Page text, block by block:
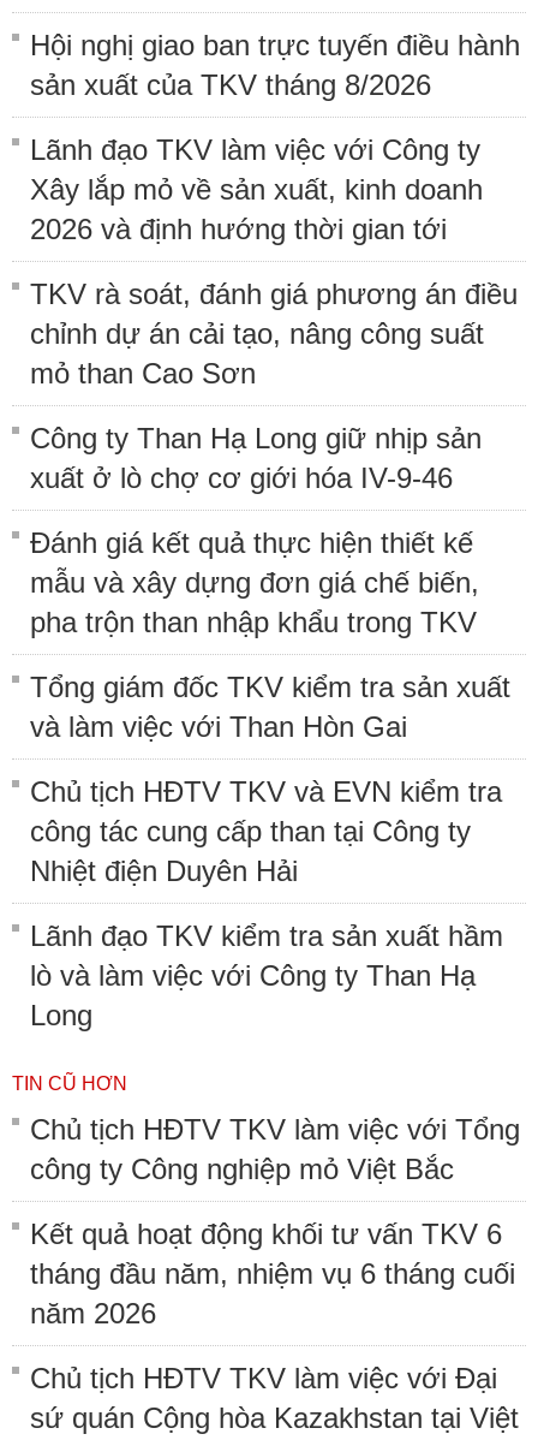
Hội nghị giao ban trực tuyến điều hành
sản xuất của TKV tháng 8/2026
Lãnh đạo TKV làm việc với Công ty
Xây lắp mỏ về sản xuất, kinh doanh
2026 và định hướng thời gian tới
TKV rà soát, đánh giá phương án điều
chỉnh dự án cải tạo, nâng công suất
mỏ than Cao Sơn
Công ty Than Hạ Long giữ nhịp sản
xuất ở lò chợ cơ giới hóa IV-9-46
Đánh giá kết quả thực hiện thiết kế
mẫu và xây dựng đơn giá chế biến,
pha trộn than nhập khẩu trong TKV
Tổng giám đốc TKV kiểm tra sản xuất
và làm việc với Than Hòn Gai
Chủ tịch HĐTV TKV và EVN kiểm tra
công tác cung cấp than tại Công ty
Nhiệt điện Duyên Hải
Lãnh đạo TKV kiểm tra sản xuất hầm
lò và làm việc với Công ty Than Hạ
Long
TIN CŨ HƠN
Chủ tịch HĐTV TKV làm việc với Tổng
công ty Công nghiệp mỏ Việt Bắc
Kết quả hoạt động khối tư vấn TKV 6
tháng đầu năm, nhiệm vụ 6 tháng cuối
năm 2026
Chủ tịch HĐTV TKV làm việc với Đại
sứ quán Cộng hòa Kazakhstan tại Việt